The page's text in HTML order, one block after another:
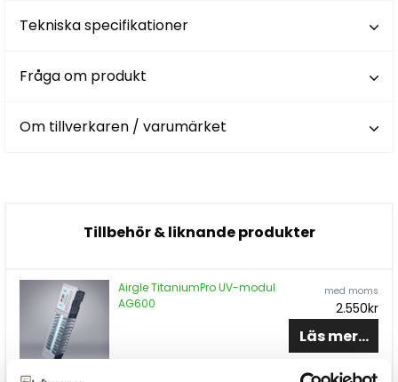
Tekniska specifikationer
Fråga om produkt
Om tillverkaren / varumärket
Tillbehör & liknande produkter
Airgle TitaniumPro UV-modul
AG600
med moms
2.550kr
Läs mer...